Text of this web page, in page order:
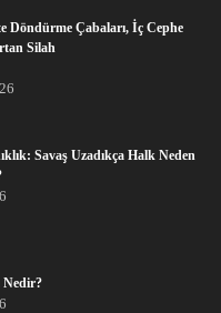
Döndürme Çabaları, İç Cephe
Silah
Savaş Uzadıkça Halk Neden
Nedir?